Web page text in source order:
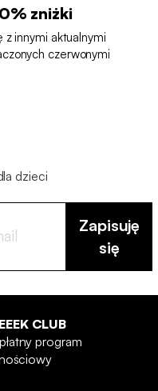
zniżki
z innymi aktualnymi
czerwonymi
dzieci
Zapisuję
się
CLUB
program